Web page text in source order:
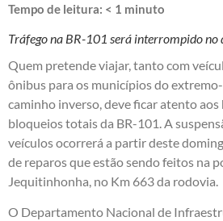
Tempo de leitura: < 1 minuto
Tráfego na BR-101 será interrompido no
Quem pretende viajar, tanto com
ônibus para os municípios do
caminho inverso, deve ficar atento aos
bloqueios totais da BR-101. A
veículos ocorrerá a partir deste
de reparos que estão sendo feitos na
Jequitinhonha, no Km 663 da rodovia.
O Departamento Nacional de